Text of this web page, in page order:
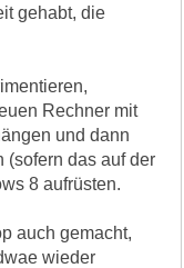
gehabt, die
Rechner mit
und dann
(sofern das auf der
8 aufrüsten.
auch gemacht,
wieder